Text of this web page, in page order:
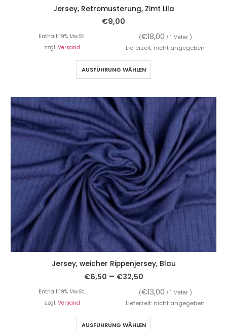
Jersey, Retromusterung, Zimt Lila
€9,00
Enthält 19% MwSt. (€18,00 / 1 Meter )
zzgl. Versand Lieferzeit: nicht angegeben
AUSFÜHRUNG WÄHLEN
Jersey, weicher Rippenjersey, Blau
€6,50 – €32,50
Enthält 19% MwSt. (€13,00 / 1 Meter )
zzgl. Versand Lieferzeit: nicht angegeben
AUSFÜHRUNG WÄHLEN